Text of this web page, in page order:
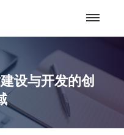
设与开发的创